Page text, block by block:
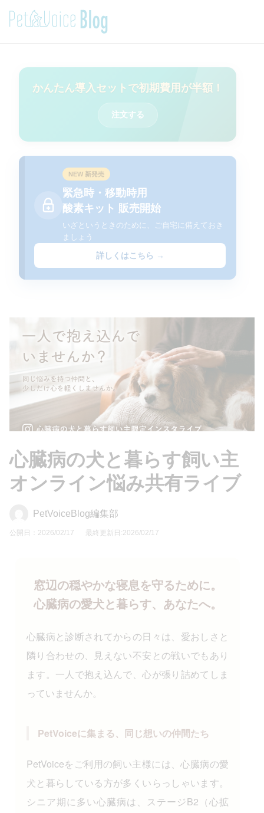
かんたん導入セットで初期費用が半額！
注文する
NEW 新発売
緊急時・移動時用
酸素キット 販売開始
いざというときのために、ご自宅に備えておき
ましょう
詳しくはこちら →
心臓病の犬と暮らす飼い主
オンライン悩み共有ライブ
PetVoiceBlog編集部
公開日：2026/02/17 最終更新日:2026/02/17
窓辺の穏やかな寝息を守るために。
心臓病の愛犬と暮らす、あなたへ。
心臓病と診断されてからの日々は、愛おしさと
隣り合わせの、見えない不安との戦いでもあり
ます。一人で抱え込んで、心が張り詰めてしま
っていませんか。
PetVoiceに集まる、同じ想いの仲間たち
PetVoiceをご利用の飼い主様には、心臓病の愛
犬と暮らしている方が多くいらっしゃいます。
シニア期に多い心臓病は、ステージB2（心拡